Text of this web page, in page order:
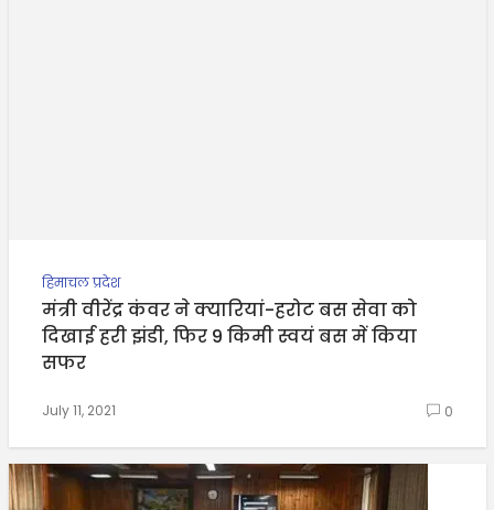
हिमाचल प्रदेश
मंत्री वीरेंद्र कंवर ने क्यारियां-हरोट बस सेवा को
दिखाई हरी झंडी, फिर 9 किमी स्वयं बस में किया
सफर
July 11, 2021 0